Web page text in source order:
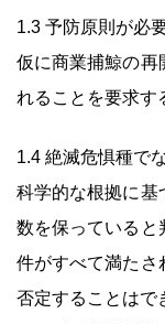
1.3 予防原則が必
仮に商業捕鯨の再
れることを要求す
1.4 絶滅危惧種で
科学的な根拠に基
数を保っていると
件がすべて満たさ
否定することはで